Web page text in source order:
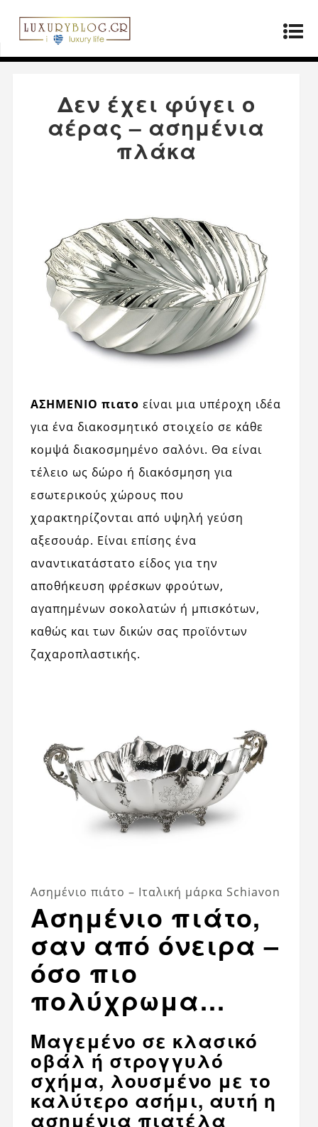
Αρχική σελίδα»Προϊόντα
αέρας – ασημένια πλάκα
Δεν έχει φύγει ο
αέρας – ασημένια
πλάκα
ΑΣΗΜΕΝΙΟ πιατο είναι μια υπέροχη ιδέα
για ένα διακοσμητικό στοιχείο σε κάθε
κομψά διακοσμημένο σαλόνι. Θα είναι
τέλειο ως δώρο ή διακόσμηση για
εσωτερικούς χώρους που
χαρακτηρίζονται από υψηλή γεύση
αξεσουάρ. Είναι επίσης ένα
αναντικατάστατο είδος για την
αποθήκευση φρέσκων φρούτων,
αγαπημένων σοκολατών ή μπισκότων,
καθώς και των δικών σας προϊόντων
ζαχαροπλαστικής.
Ασημένιο πιάτο – Ιταλική μάρκα Schiavon
Ασημένιο πιάτο,
σαν από όνειρα –
όσο πιο
πολύχρωμα…
Μαγεμένο σε κλασικό
οβάλ ή στρογγυλό
σχήμα, λουσμένο με το
καλύτερο ασήμι, αυτή η
ασημένια πιατέλα